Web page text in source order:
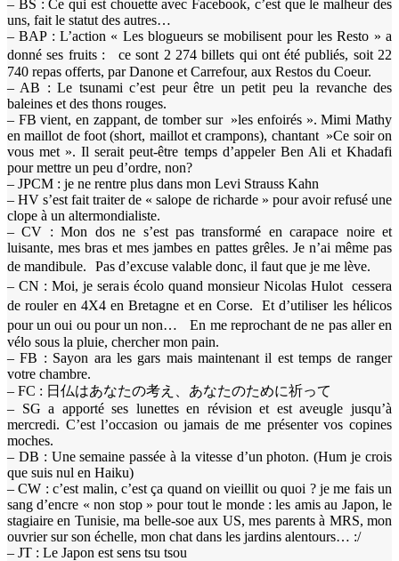
– BS : Ce qui est chouette avec Facebook, c’est que le malheur des
uns, fait le statut des autres…
– BAP : L’action « Les blogueurs se mobilisent pour les Resto » a
donné ses fruits : ce sont 2 274 billets qui ont été publiés, soit 22
740 repas offerts, par Danone et Carrefour, aux Restos du Coeur.
– AB : Le tsunami c’est peur être un petit peu la revanche des
baleines et des thons rouges.
– FB vient, en zappant, de tomber sur »les enfoirés ». Mimi Mathy
en maillot de foot (short, maillot et crampons), chantant »Ce soir on
vous met ». Il serait peut-être temps d’appeler Ben Ali et Khadafi
pour mettre un peu d’ordre, non?
– JPCM : je ne rentre plus dans mon Levi Strauss Kahn
– HV s’est fait traiter de « salope de richarde » pour avoir refusé une
clope à un altermondialiste.
– CV : Mon dos ne s’est pas transformé en carapace noire et
luisante, mes bras et mes jambes en pattes grêles. Je n’ai même pas
de mandibule. Pas d’excuse valable donc, il faut que je me lève.
– CN : Moi, je serais écolo quand monsieur Nicolas Hulot cessera
de rouler en 4X4 en Bretagne et en Corse. Et d’utiliser les hélicos
pour un oui ou pour un non… En me reprochant de ne pas aller en
vélo sous la pluie, chercher mon pain.
– FB : Sayon ara les gars mais maintenant il est temps de ranger
votre chambre.
– FC : 日仏はあなたの考え、あなたのために祈って
– SG a apporté ses lunettes en révision et est aveugle jusqu’à
mercredi. C’est l’occasion ou jamais de me présenter vos copines
moches.
– DB : Une semaine passée à la vitesse d’un photon. (Hum je crois
que suis nul en Haiku)
– CW : c’est malin, c’est ça quand on vieillit ou quoi ? je me fais un
sang d’encre « non stop » pour tout le monde : les amis au Japon, le
stagiaire en Tunisie, ma belle-soe aux US, mes parents à MRS, mon
ouvrier sur son échelle, mon chat dans les jardins alentours… :/
– JT : Le Japon est sens tsu tsou